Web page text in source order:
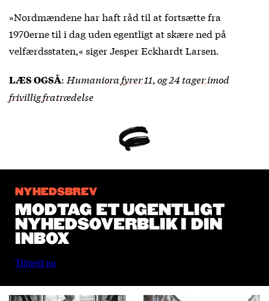
»Nordmændene har haft råd til at fortsætte fra
1970erne til i dag uden egentligt at skære ned på
velfærdsstaten,« siger Jesper Eckhardt Larsen.
LÆS OGSÅ: Humaniora fyrer 11, og 24 tager imod
frivillig fratrædelse
NYHEDSBREV
MODTAG ET UGENTLIGT
NYHEDSOVERBLIK I DIN
INBOX
Tilmeld nu